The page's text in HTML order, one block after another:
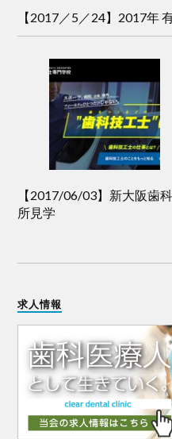
【2017／5／24】2017年
【2017/06/03】新大阪歯
所見学
求人情報